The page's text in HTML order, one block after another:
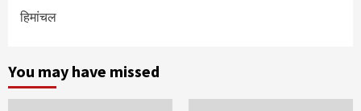
हिमांचल
You may have missed